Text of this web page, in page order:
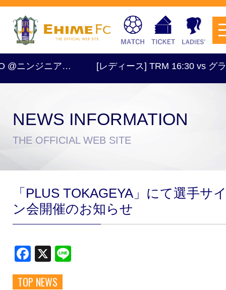
試合日程・結果
スクール
チケットを購入
ニア… [レディース] TRM 16:30 vs グランドメリ
NEWS INFORMATION
THE OFFICIAL WEB SITE
「PLUS TOKAGEYA」にて選手サ
ン会開催のお知らせ
Facebook
X
TOP NEWS